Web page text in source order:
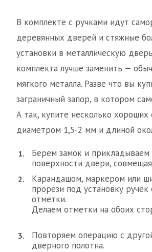
В комплекте с ручками идут
деревянных дверей и стяжные
установки в металлическую
комплекта лучше заменить —
мягкого металла. Разве что вы
заграничный запор, в котором
А так, купите несколько хороших
диаметром 1,5-2 мм и длиной
Берем замок и прикладываем
поверхности двери,
Карандашом, маркером или
прорези под установку ручек
отметки.
Делаем отметки на обоих
Повторяем операцию с
дверного полотна.